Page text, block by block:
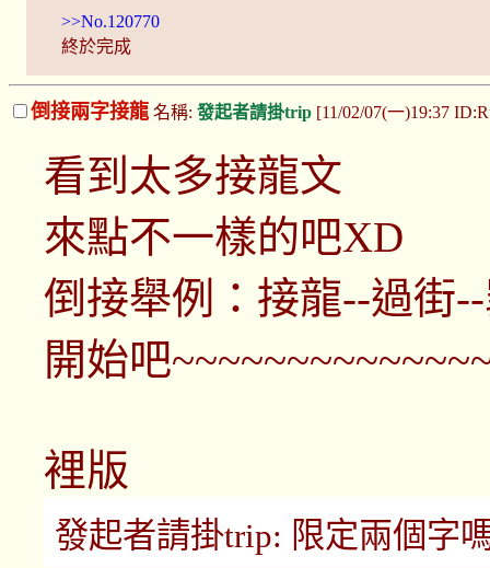
>>No.120770
終於完成
倒接兩字接龍 名稱: 發起者請掛trip [11/02/07(一)19:37
看到太多接龍文
來點不一樣的吧XD
倒接舉例：接龍--過街
開始吧
裡版
發起者請掛trip: 限定兩個字